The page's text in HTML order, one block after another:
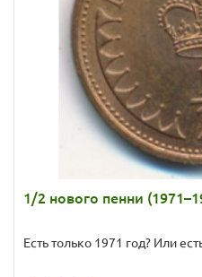
1/2 нового пенни
Есть только 1971 год? Или